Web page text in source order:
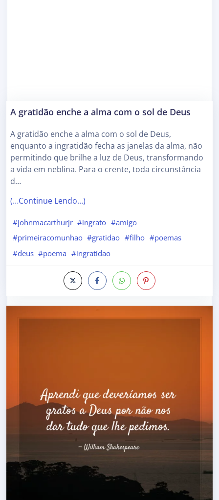
A gratidão enche a alma com o sol de Deus
A gratidão enche a alma com o sol de Deus,
enquanto a ingratidão fecha as janelas da alma, não
permitindo que brilhe a luz de Deus, transformando
a vida em neblina. Para o crente, toda circunstância
d…
(…Continue Lendo…)
#johnmacarthurjr #ingrato #amigo
#primeiracomunhao #gratidao #filho #poemas
#deus #poema #ingratidao